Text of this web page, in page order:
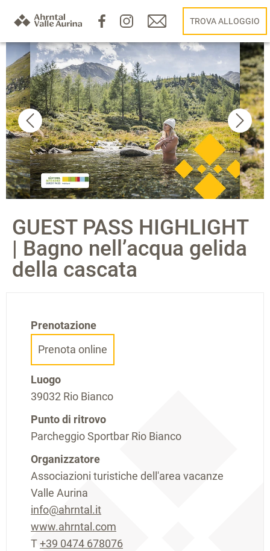
TROVA ALLOGGIO
GUEST PASS HIGHLIGHT
| Bagno nell’acqua gelida
della cascata
Prenotazione
Prenota online
Luogo
39032 Rio Bianco
Punto di ritrovo
Parcheggio Sportbar Rio Bianco
Organizzatore
Associazioni turistiche dell'area vacanze
Valle Aurina
info@ahrntal.it
www.ahrntal.com
T+39 0474 678076